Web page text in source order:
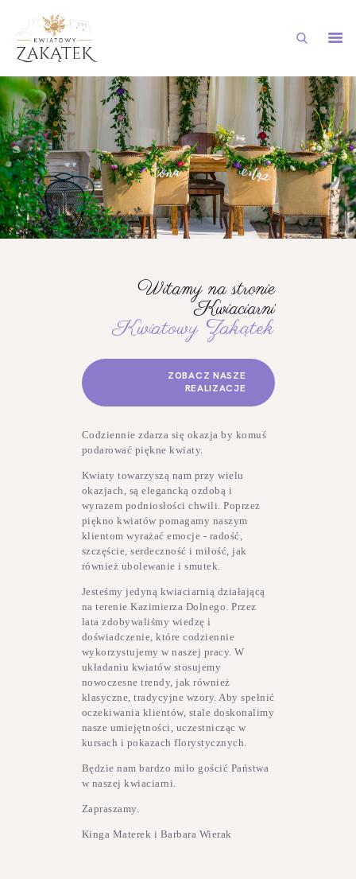
STRONA GŁÓWNA
NASZA OFERTA
GALERIA
AKTUALNOŚCI
DOSTAWY NA TELEFON
KONTAKT
Witamy na stronie
Kwiaciarni
Kwiatowy Zakątek
ZOBACZ NASZE
REALIZACJE
Codziennie zdarza się okazja by komuś
podarować piękne kwiaty.
Kwiaty towarzyszą nam przy wielu
okazjach, są elegancką ozdobą i
wyrazem podniosłości chwili. Poprzez
piękno kwiatów pomagamy naszym
klientom wyrażać emocje - radość,
szczęście, serdeczność i miłość, jak
również ubolewanie i smutek.
Jesteśmy jedyną kwiaciarnią działającą
na terenie Kazimierza Dolnego. Przez
lata zdobywaliśmy wiedzę i
doświadczenie, które codziennie
wykorzystujemy w naszej pracy. W
układaniu kwiatów stosujemy
nowoczesne trendy, jak również
klasyczne, tradycyjne wzory. Aby spełnić
oczekiwania klientów, stale doskonalimy
nasze umiejętności, uczestnicząc w
kursach i pokazach florystycznych.
Będzie nam bardzo miło gościć Państwa
w naszej kwiaciarni.
Zapraszamy.
Kinga Materek i Barbara Wierak